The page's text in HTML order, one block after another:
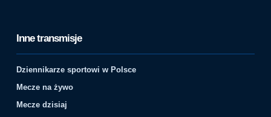
Inne transmisje
Dziennikarze sportowi w Polsce
Mecze na żywo
Mecze dzisiaj